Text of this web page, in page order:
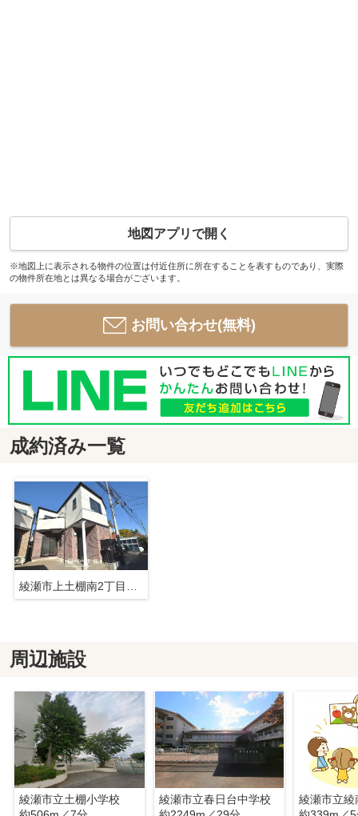
地図アプリで開く
※地図上に表示される物件の位置は付近住所に所在することを表すものであり、実際
の物件所在地とは異なる場合がございます。
お問い合わせ(無料)
成約済み一覧
周辺施設
綾瀬市立土棚小学校
綾瀬市立春日台中学校
綾瀬市立綾